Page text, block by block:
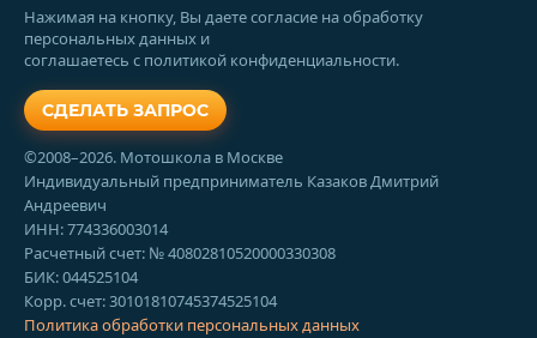
Нажимая на кнопку, Вы даете согласие на обработку
персональных данных и
соглашаетесь с политикой конфиденциальности.
СДЕЛАТЬ ЗАПРОС
©2008–2026. Мотошкола в Москве
Индивидуальный предприниматель Казаков Дмитрий
Андреевич
ИНН: 774336003014
Расчетный счет: № 40802810520000330308
БИК: 044525104
Корр. счет: 30101810745374525104
Политика обработки персональных данных